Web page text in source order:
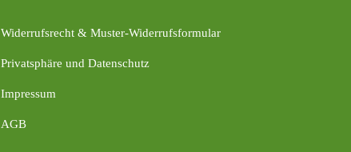
Widerrufsrecht & Muster-Widerrufsformular
Privatsphäre und Datenschutz
Impressum
AGB